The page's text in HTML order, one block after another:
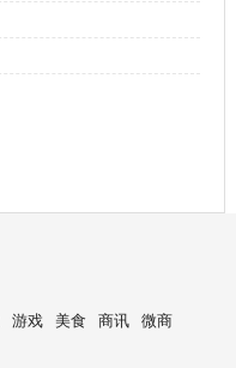
游戏 美食 商讯
微商